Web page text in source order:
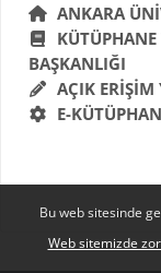
Bu web sitesinde
Web sitemizde
ANKARA
BAŞKANLIĞI
AÇIK ERIŞIM
E-